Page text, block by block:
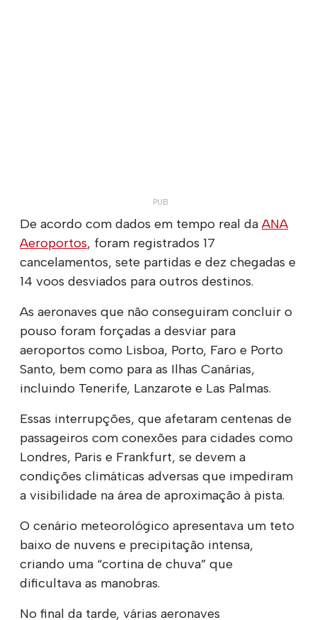
De acordo com dados em tempo real daANA
Aeroportos, foram registrados 17
cancelamentos, sete partidas e dez chegadas e
14 voos desviados para outros destinos.
As aeronaves que não conseguiram concluir o
pouso foram forçadas a desviar para
aeroportos como Lisboa, Porto, Faro e Porto
Santo, bem como para as Ilhas Canárias,
incluindo Tenerife, Lanzarote e Las Palmas.
Essas interrupções, que afetaram centenas de
passageiros com conexões para cidades como
Londres, Paris e Frankfurt, se devem a
condições climáticas adversas que impediram
a visibilidade na área de aproximação à pista.
O cenário meteorológico apresentava um teto
baixo de nuvens e precipitação intensa,
criando uma “cortina de chuva” que
dificultava as manobras.
No final da tarde, várias aeronaves